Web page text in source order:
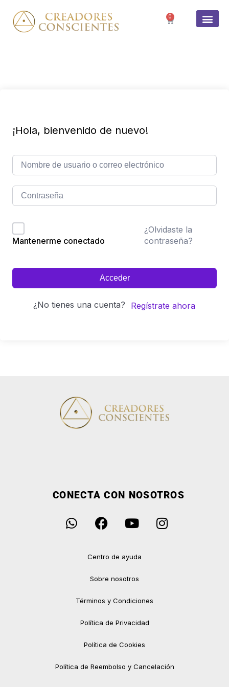
0
¡Hola, bienvenido de nuevo!
Mantenerme conectado
¿Olvidaste la
contraseña?
Acceder
¿No tienes una cuenta? Regístrate ahora
CONECTA CON NOSOTROS
Centro de ayuda
Sobre nosotros
Términos y Condiciones
Política de Privacidad
Política de Cookies
Política de Reembolso y Cancelación